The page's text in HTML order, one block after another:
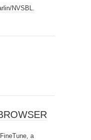
/NVSBL.
a